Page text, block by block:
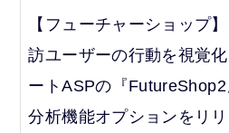
【フューチャーショップ
訪ユーザーの行動を視覚
ートASPの『
分析機能オプションをリ